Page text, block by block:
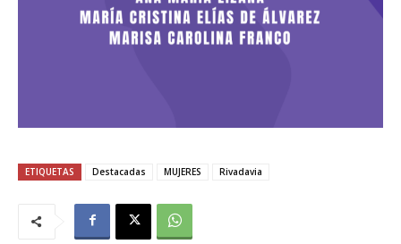
ETIQUETAS Destacadas MUJERES Rivadavia